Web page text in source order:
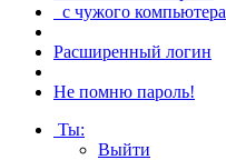
с чужого компьютера
Расширенный логин
Не помню пароль!
Ты:
Выйти